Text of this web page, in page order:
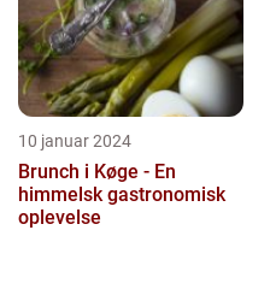
10 januar 2024
Brunch i Køge - En
himmelsk gastronomisk
oplevelse